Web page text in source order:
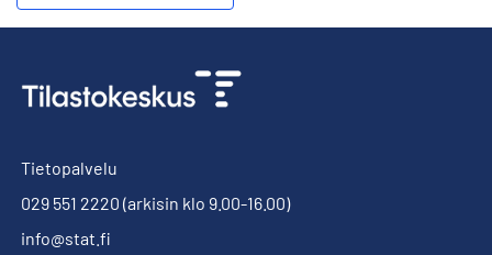
Tietopalvelu
029 551 2220 (arkisin klo 9.00-16.00)
info@stat.fi